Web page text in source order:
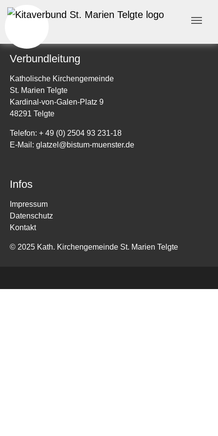
Skip to main content
Skip to page footer
Slider Home 1
Slider Home 1 St Johannes
Slider Home 1 St Christophorus
Slider Home 1 St Barbara
Verbundleitung
Katholische Kirchengemeinde
St. Marien Telgte
Kardinal-von-Galen-Platz 9
48291 Telgte
Telefon: + 49 (0) 2504 93 231-18
E-Mail: glatzel@bistum-muenster.de
Infos
Impressum
Datenschutz
Kontakt
© 2025 Kath. Kirchengemeinde St. Marien Telgte